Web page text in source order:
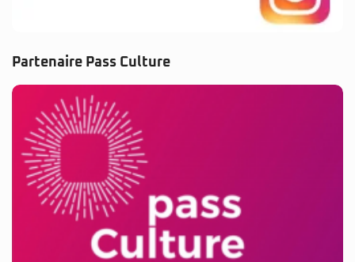
Partenaire Pass Culture